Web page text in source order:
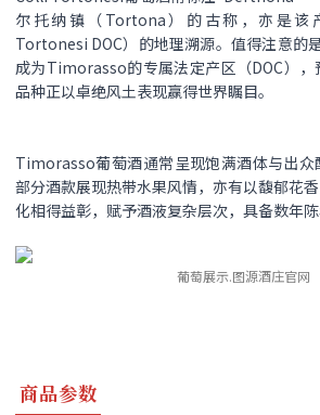
尔托纳镇（Tortona）的古称，亦是该
Tortonesi DOC）的地理溯源。值得注意
成为Timorasso的专属法定产区（DOC）
品种正以卓绝风土表现赢得世界瞩目。
Timorasso葡萄酒通常呈现饱满酒体与出众
部分酒款展现热带水果风情，亦有以馥郁花
化相得益彰，赋予酒液复杂层次，具备数年陈
葡萄展示.图源酒庄官网
商品参数